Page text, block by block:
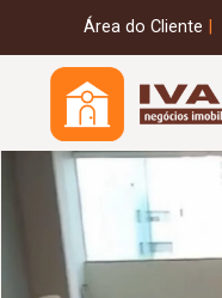
Área do Cliente